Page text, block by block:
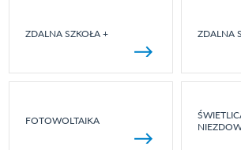
ZDALNA SZKOŁA + ZDALNA
FOTOWOLTAIKA